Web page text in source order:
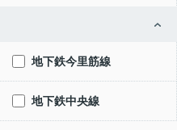
地下鉄今里筋線
地下鉄中央線